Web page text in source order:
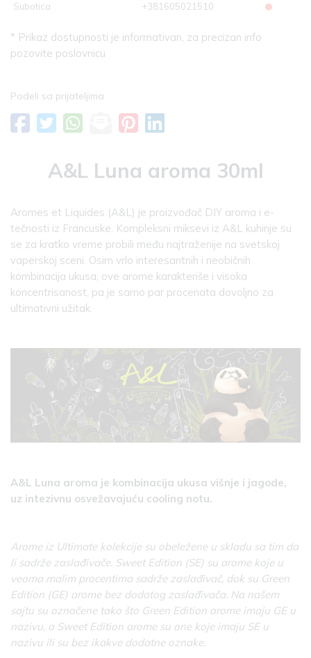
Subotica
+381605021510
* Prikaz dostupnosti je informativan, za precizan info
pozovite poslovnicu
Podeli sa prijateljima
A&L Luna aroma 30ml
Aromes et Liquides (A&L) je proizvođač DIY aroma i e-
tečnosti iz Francuske. Kompleksni miksevi iz A&L kuhinje su
se za kratko vreme probili među najtraženije na svetskoj
vaperskoj sceni. Osim vrlo interesantnih i neobičnih
kombinacija ukusa, ove arome karakteriše i visoka
koncentrisanost, pa je samo par procenata dovoljno za
ultimativni užitak.
A&L Luna aroma je kombinacija ukusa višnje i jagode,
uz intezivnu osvežavajuću cooling notu.
Arome iz Ultimate kolekcije su obeležene u skladu sa tim da
li sadrže zaslađivače. Sweet Edition (SE) su arome koje u
veoma malim procentima sadrže zaslađivač, dok su Green
Edition (GE) arome bez dodatog zaslađivača. Na našem
sajtu su označene tako što Green Edition arome imaju GE u
nazivu, a Sweet Edition arome su one koje imaju SE u
nazivu ili su bez ikakve dodatne oznake.